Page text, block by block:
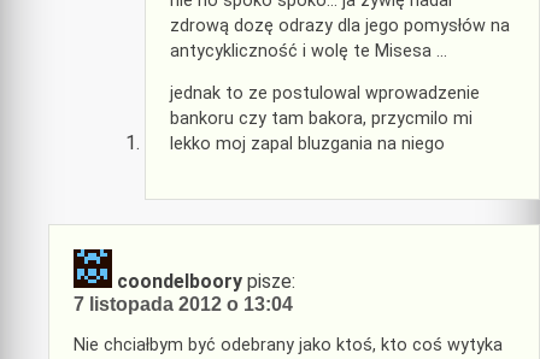
zdrową dozę odrazy dla jego pomysłów na
antycykliczność i wolę te Misesa …
jednak to ze postulowal wprowadzenie
bankoru czy tam bakora, przycmilo mi
lekko moj zapal bluzgania na niego
coondelboory pisze:
7 listopada 2012 o 13:04
Nie chciałbym być odebrany jako ktoś, kto coś wytyka